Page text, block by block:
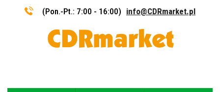
(Pon.-Pt.: 7:00 - 16:00) info@CDRmarket.pl